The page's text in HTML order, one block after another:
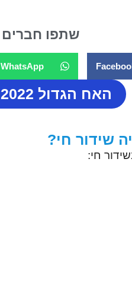
שתפו חברים
WhatsApp
האח הגדול 2022 לייב
חי: